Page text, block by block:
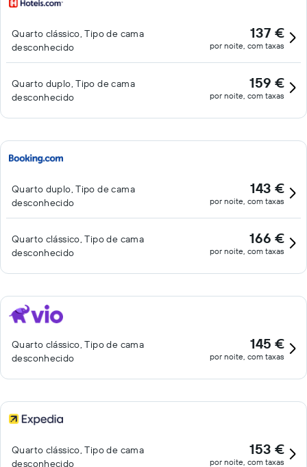
Quarto clássico, Tipo de cama
desconhecido
137 €
por noite, com taxas
Quarto duplo, Tipo de cama
desconhecido
159 €
por noite, com taxas
Quarto duplo, Tipo de cama
desconhecido
143 €
por noite, com taxas
Quarto clássico, Tipo de cama
desconhecido
166 €
por noite, com taxas
Quarto clássico, Tipo de cama
desconhecido
145 €
por noite, com taxas
Quarto clássico, Tipo de cama
desconhecido
153 €
por noite, com taxas